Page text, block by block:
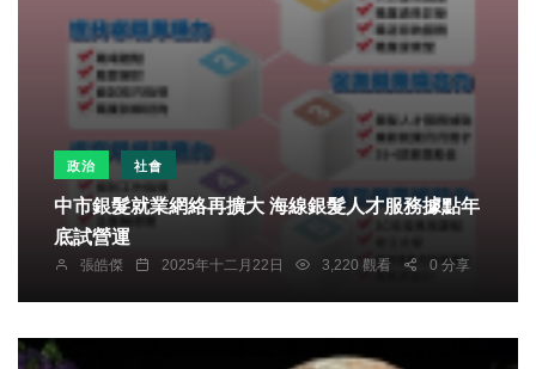
政治 社會
中市銀髮就業網絡再擴大 海線銀髮人才服務據點年
底試營運
張皓傑 2025年十二月22日 3,220 觀看 0 分享